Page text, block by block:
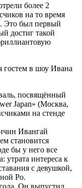
более 2
на то время
Это был первый
достиг такой
гостем в шоу Ивана
посвящённый
Japan» (Москва,
на стенде
Ивангай
становится
бы у него все
интереса к
с девушкой,
Ро.
Он выпустил